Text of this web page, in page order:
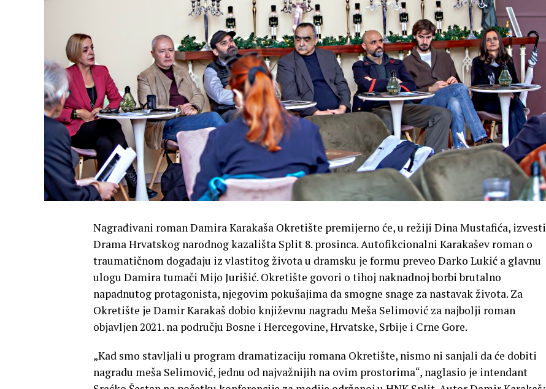
Nagrađivani roman Damira Karakaša Okretište premijerno će, u režiji Dina Mustafića, izvesti
Drama Hrvatskog narodnog kazališta Split 8. prosinca. Autofikcionalni Karakašev roman o
traumatičnom događaju iz vlastitog života u dramsku je formu preveo Darko Lukić a glavnu
ulogu Damira tumači Mijo Jurišić. Okretište govori o tihoj naknadnoj borbi brutalno
napadnutog protagonista, njegovim pokušajima da smogne snage za nastavak života. Za
Okretište je Damir Karakaš dobio književnu nagradu Meša Selimović za najbolji roman
objavljen 2021. na području Bosne i Hercegovine, Hrvatske, Srbije i Crne Gore.
„Kad smo stavljali u program dramatizaciju romana Okretište, nismo ni sanjali da će dobiti
nagradu meša Selimović, jednu od najvažnijih na ovim prostorima“, naglasio je intendant